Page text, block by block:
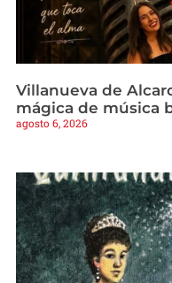
Villanueva de
mágica de música
agosto 6, 2026